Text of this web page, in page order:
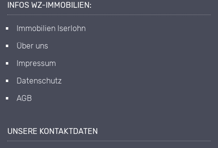
INFOS WZ-IMMOBILIEN:
Immobilien Iserlohn
Über uns
Impressum
Datenschutz
AGB
UNSERE KONTAKTDATEN